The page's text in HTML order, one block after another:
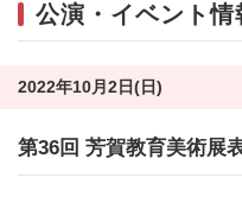
公演・イベント情
2022年10月2日(日)
第36回 芳賀教育美術展